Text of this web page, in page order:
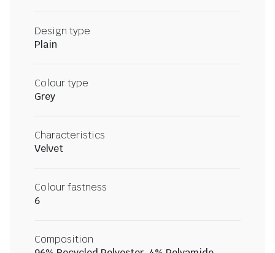
Design type
Plain
Colour type
Grey
Characteristics
Velvet
Colour fastness
6
Composition